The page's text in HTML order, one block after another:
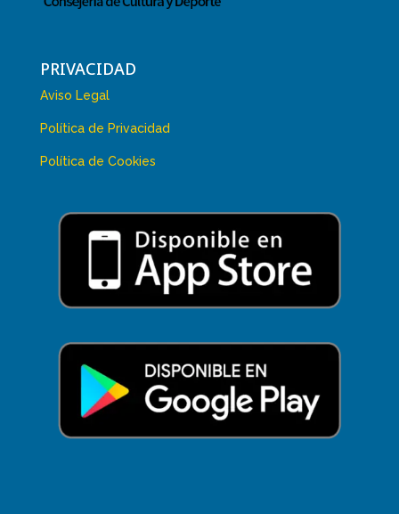
PRIVACIDAD
Aviso Legal
Política de Privacidad
Política de Cookies